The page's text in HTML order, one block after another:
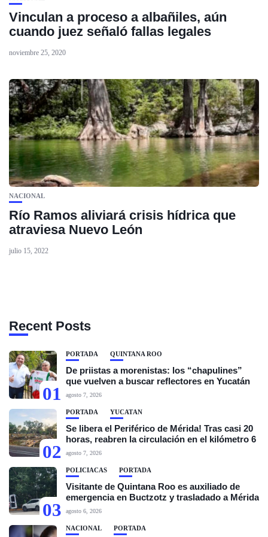
Vinculan a proceso a albañiles, aún
cuando juez señaló fallas legales
noviembre 25, 2020
NACIONAL
Río Ramos aliviará crisis hídrica que
atraviesa Nuevo León
julio 15, 2022
Recent Posts
01
PORTADA QUINTANA ROO
De priistas a morenistas: los “chapulines”
que vuelven a buscar reflectores en Yucatán
agosto 7, 2026
02
PORTADA YUCATÁN
Se libera el Periférico de Mérida! Tras casi 20
horas, reabren la circulación en el kilómetro 6
agosto 7, 2026
03
POLICIACAS PORTADA
Visitante de Quintana Roo es auxiliado de
emergencia en Buctzotz y trasladado a Mérida
agosto 6, 2026
NACIONAL PORTADA